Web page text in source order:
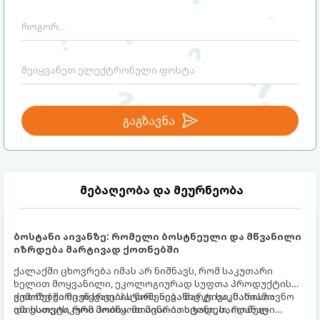
გაგზავნა
მებაღეობა და მეურნეობა
ბოსტანი აივანზე: რომელი ბოსტნეული და მწვანილი
იზრდება მარტივად ქოთნებში
ქალაქში ცხოვრება იმას არ ნიშნავს, რომ საკუთარი
ხელით მოყვანილი, ეკოლოგიურად სუფთა პროდუქტის
გემოზე უარი თქვათ. პატარა აივანიც კი საკმარისია
იმისათვის, რომ მოიწყოთ მინი-ბოსტანი, საიდანაც
ქოთნებში მცენარეების მოშენება მარტივი, სასიამოვნო
და ესთეტიკური ჰობია. მთავარია იცოდეთ, რომელი